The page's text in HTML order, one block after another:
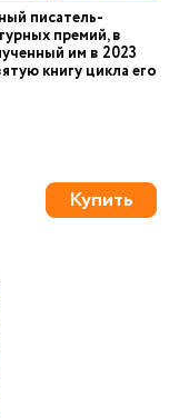
писатель-
премий, в
им в 2023
книгу цикла его
Купить